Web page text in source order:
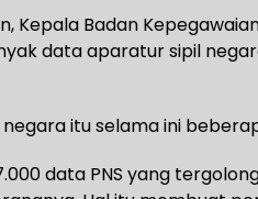
Kepala Badan
data aparatur sipil
itu selama ini
data PNS yang